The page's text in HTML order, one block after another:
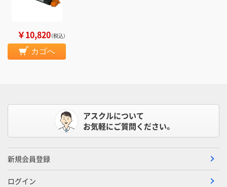
￥10,820（税込）
カゴへ
アスクルについて
お気軽にご質問ください。
新規会員登録
ログイン